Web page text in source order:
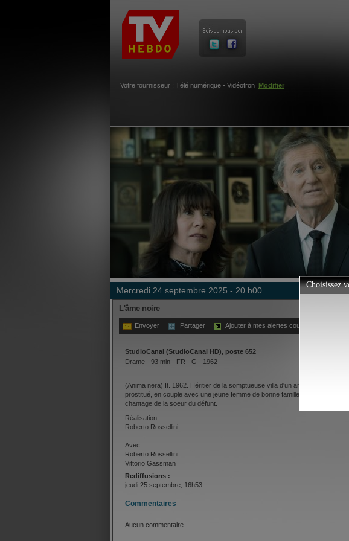
Votre fournisseur : Télé numérique - Vidéotron Modifier
mercredi 24 septembre 2025 - 20 h00
L'âme noire
Envoyer Partager Ajouter à mes alertes courriel
StudioCanal (StudioCanal HD), poste 652
Drame - 93 min - FR - G - 1962
(Anima nera) It. 1962. Héritier de la somptueuse villa d'un ancien client, un ex-
prostitué, en couple avec une jeune femme de bonne famille, est victime du
chantage de la soeur du défunt.
Réalisation :
Roberto Rossellini
Avec :
Roberto Rossellini
Vittorio Gassman
Nadja Tiller
Annette Stroyberg
Annette Stroyberg
Vittorio Gassman
Nadja Tiller
Rediffusions :
jeudi 25 septembre, 16h53
Commentaires
Aucun commentaire